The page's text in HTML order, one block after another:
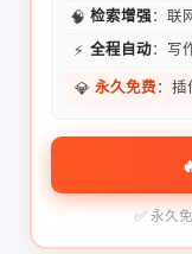
🧠 检索增强：联
⚡ 全程自动：写
💎 永久免费：插
✅ 永久